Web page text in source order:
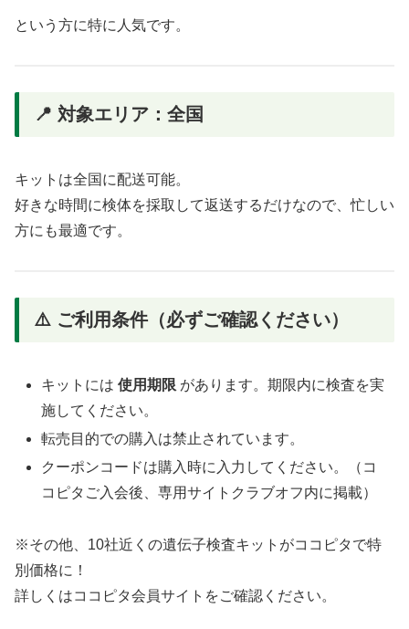
という方に特に人気です。
📍 対象エリア：全国
キットは全国に配送可能。
好きな時間に検体を採取して返送するだけなので、忙しい
方にも最適です。
⚠️ ご利用条件（必ずご確認ください）
キットには使用期限 があります。期限内に検査を実
施してください。
転売目的での購入は禁止されています。
クーポンコードは購入時に入力してください。（コ
コピタご入会後、専用サイトクラブオフ内に掲載）
※その他、10社近くの遺伝子検査キットがココピタで特
別価格に！
詳しくはココピタ会員サイトをご確認ください。